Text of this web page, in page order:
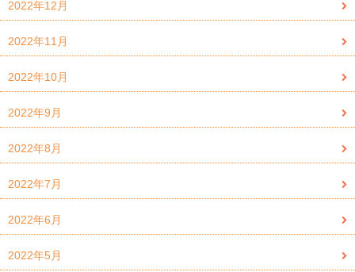
2022年12月
2022年11月
2022年10月
2022年9月
2022年8月
2022年7月
2022年6月
2022年5月